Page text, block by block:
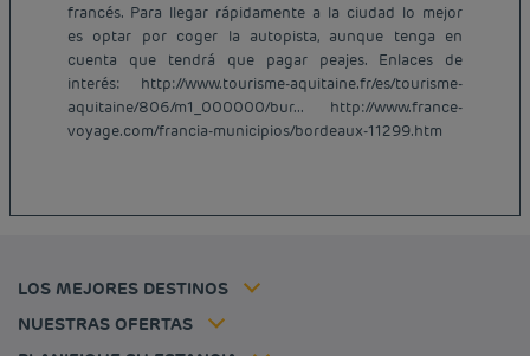
francés. Para llegar rápidamente a la ciudad lo mejor
es optar por coger la autopista, aunque tenga en
cuenta que tendrá que pagar peajes. Enlaces de
interés: http://www.tourisme-aquitaine.fr/es/tourisme-
aquitaine/806/m1_000000/bur... http://www.france-
voyage.com/francia-municipios/bordeaux-11299.htm
LOS MEJORES DESTINOS
Hoteles baratos París
Hoteles baratos Francia
Hoteles baratos Marsella
Hoteles baratos Toulouse
NUESTRAS OFERTAS
Tarifa del miembro
Mi reserva
Avisos legales
Tax policy
Empleo